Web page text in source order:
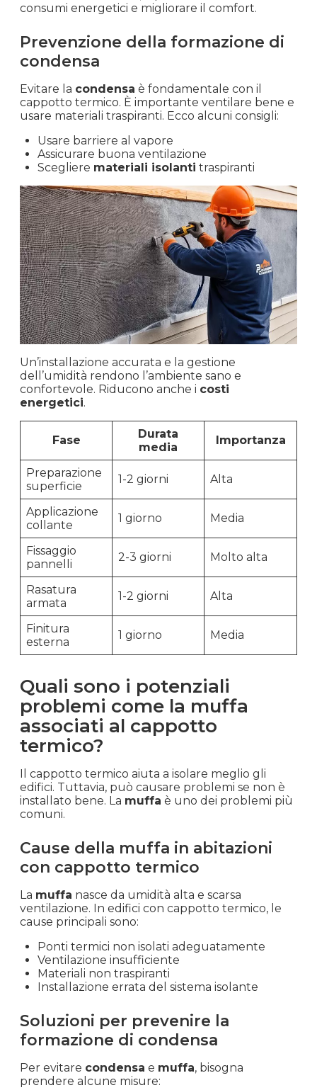
consumi energetici e migliorare il comfort.
Prevenzione della formazione di
condensa
Evitare la condensa è fondamentale con il
cappotto termico. È importante ventilare bene e
usare materiali traspiranti. Ecco alcuni consigli:
Usare barriere al vapore
Assicurare buona ventilazione
Scegliere materiali isolanti traspiranti
Un’installazione accurata e la gestione
dell’umidità rendono l’ambiente sano e
confortevole. Riducono anche i costi
energetici.
Fase
Durata
media
Importanza
Preparazione
superficie
1-2 giorni Alta
Applicazione
collante
1 giorno Media
Fissaggio
pannelli
2-3 giorni Molto alta
Rasatura
armata
1-2 giorni Alta
Finitura
esterna
1 giorno Media
Quali sono i potenziali
problemi come la muffa
associati al cappotto
termico?
Il cappotto termico aiuta a isolare meglio gli
edifici. Tuttavia, può causare problemi se non è
installato bene. La muffa è uno dei problemi più
comuni.
Cause della muffa in abitazioni
con cappotto termico
La muffa nasce da umidità alta e scarsa
ventilazione. In edifici con cappotto termico, le
cause principali sono:
Ponti termici non isolati adeguatamente
Ventilazione insufficiente
Materiali non traspiranti
Installazione errata del sistema isolante
Soluzioni per prevenire la
formazione di condensa
Per evitare condensa e muffa, bisogna
prendere alcune misure: